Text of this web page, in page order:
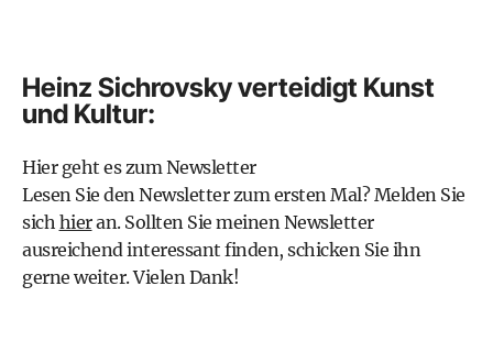
Heinz Sichrovsky verteidigt Kunst
und Kultur:
Hier geht es zum Newsletter
Lesen Sie den Newsletter zum ersten Mal? Melden Sie
sich hieran. Sollten Sie meinen Newsletter
ausreichend interessant finden, schicken Sie ihn
gerne weiter. Vielen Dank!